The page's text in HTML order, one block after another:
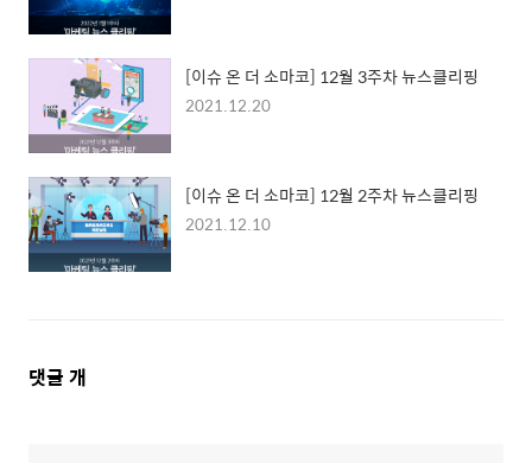
[이슈 온 더 소마코] 12월 3주차 뉴스클리핑
2021.12.20
[이슈 온 더 소마코] 12월 2주차 뉴스클리핑
2021.12.10
댓
댓글 개